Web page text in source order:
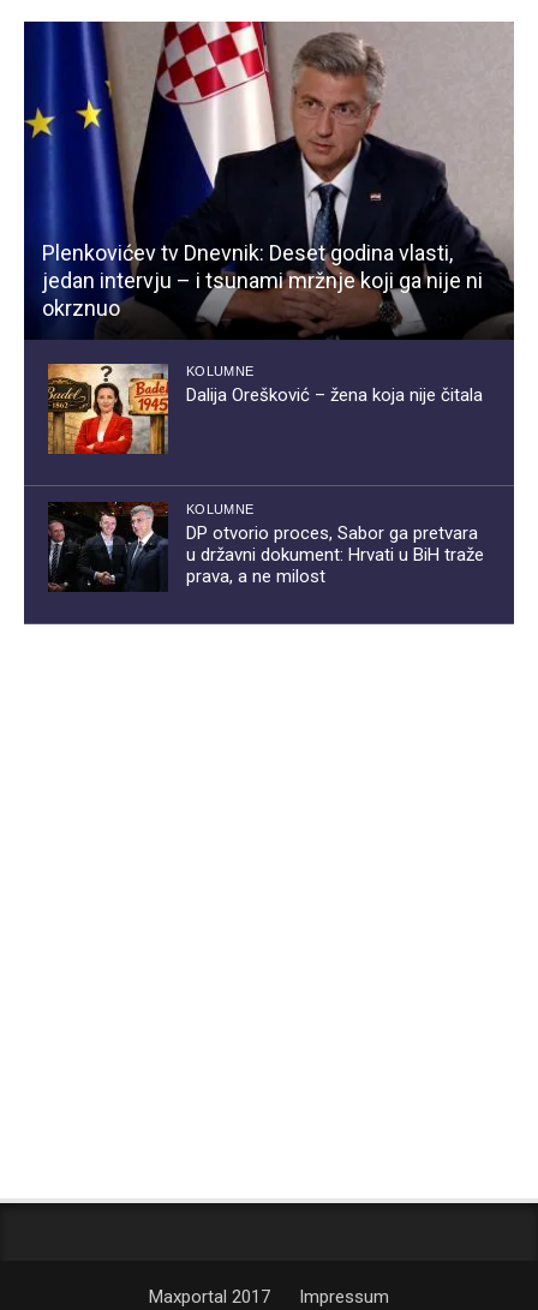
Plenkovićev tv Dnevnik: Deset godina vlasti,
jedan intervju – i tsunami mržnje koji ga nije ni
okrznuo
KOLUMNE
Dalija Orešković – žena koja nije čitala
KOLUMNE
DP otvorio proces, Sabor ga pretvara
u državni dokument: Hrvati u BiH traže
prava, a ne milost
Maxportal 2017 Impressum